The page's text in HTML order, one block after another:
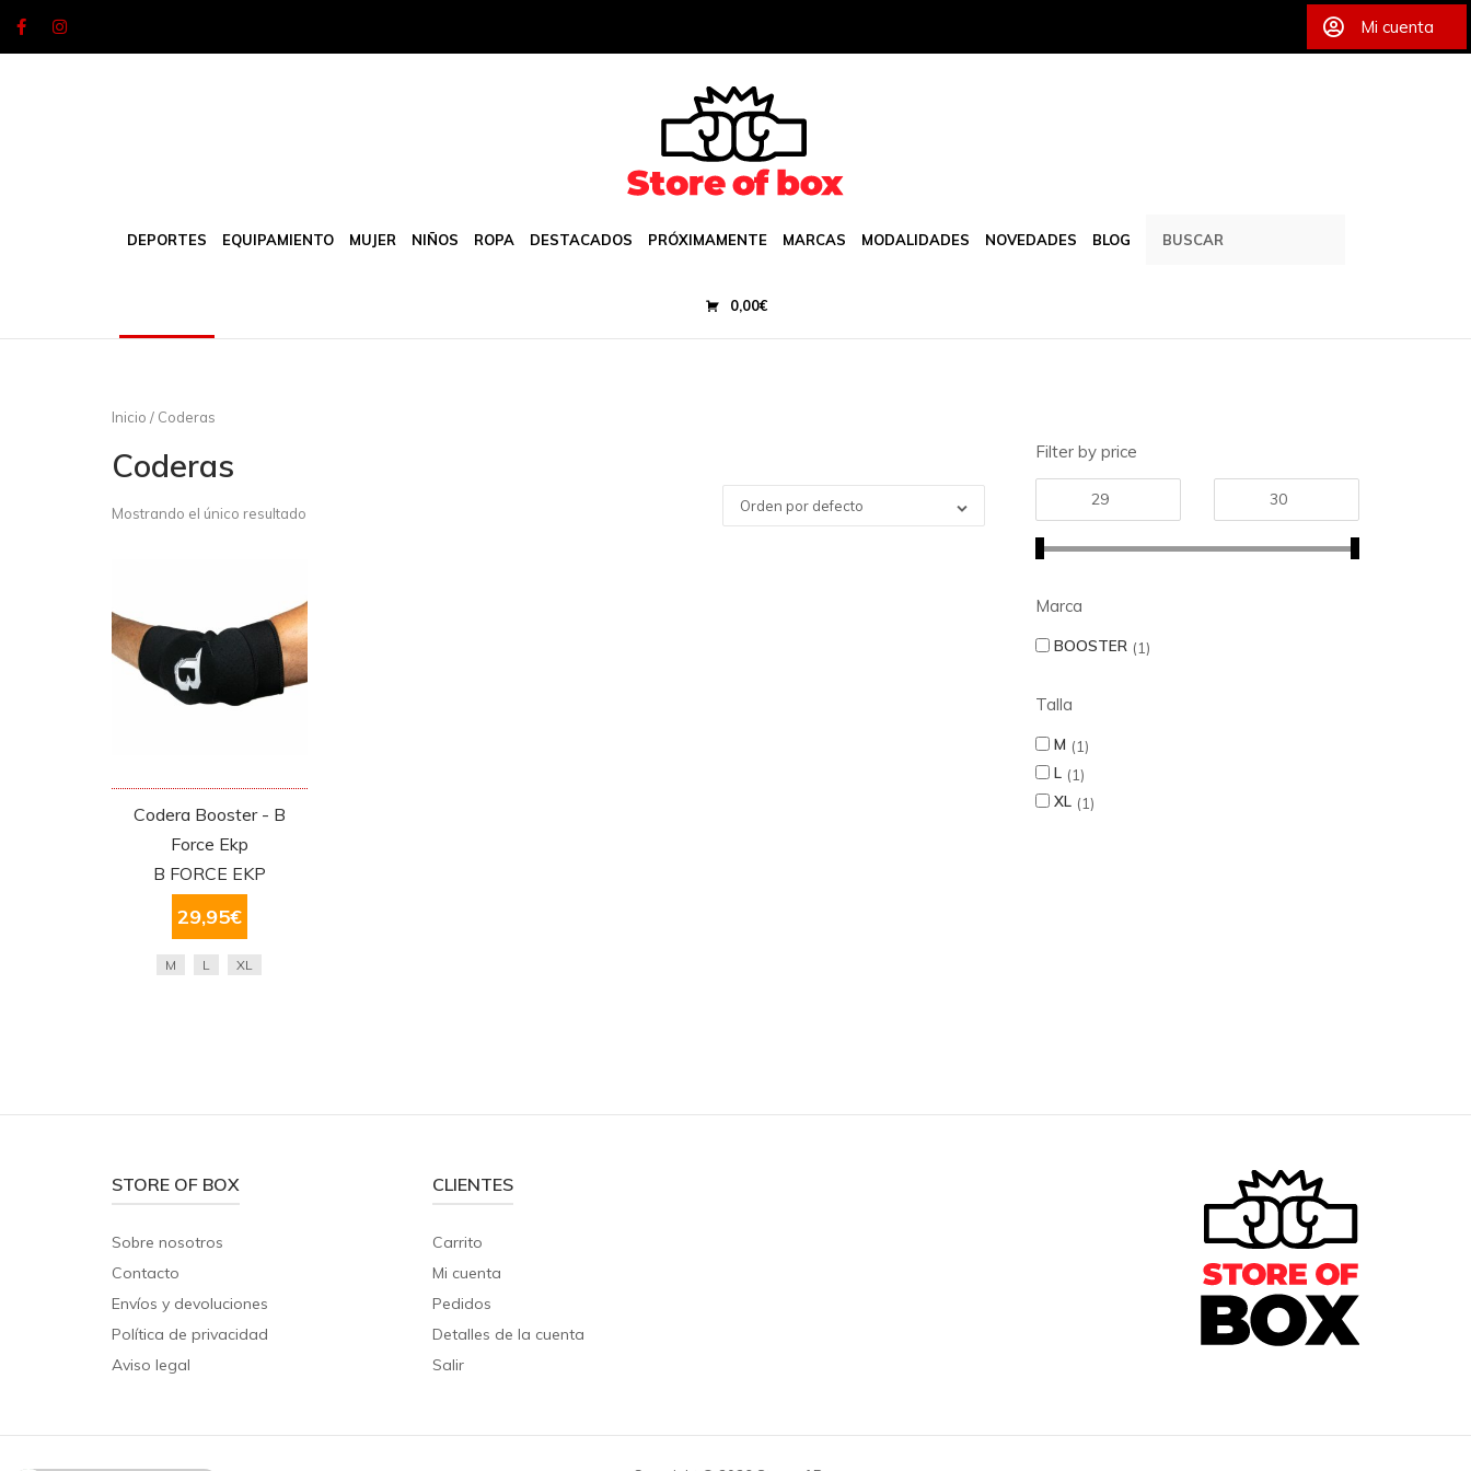
Mi cuenta
DEPORTES EQUIPAMIENTO MUJER NIÑOS ROPA DESTACADOS PRÓXIMAMENTE MARCAS MODALIDADES NOVEDADES BLOG
0,00€
Inicio / Coderas
Coderas
Mostrando el único resultado Orden por defecto
Codera Booster - B
Force Ekp
B FORCE EKP
29,95€
M L XL
Filter by price
Marca
BOOSTER 1
Talla
M
1
L
1
XL
1
STORE OF BOX
Sobre nosotros
Contacto
Envíos y devoluciones
Política de privacidad
Aviso legal
CLIENTES
Carrito
Mi cuenta
Pedidos
Detalles de la cuenta
Salir